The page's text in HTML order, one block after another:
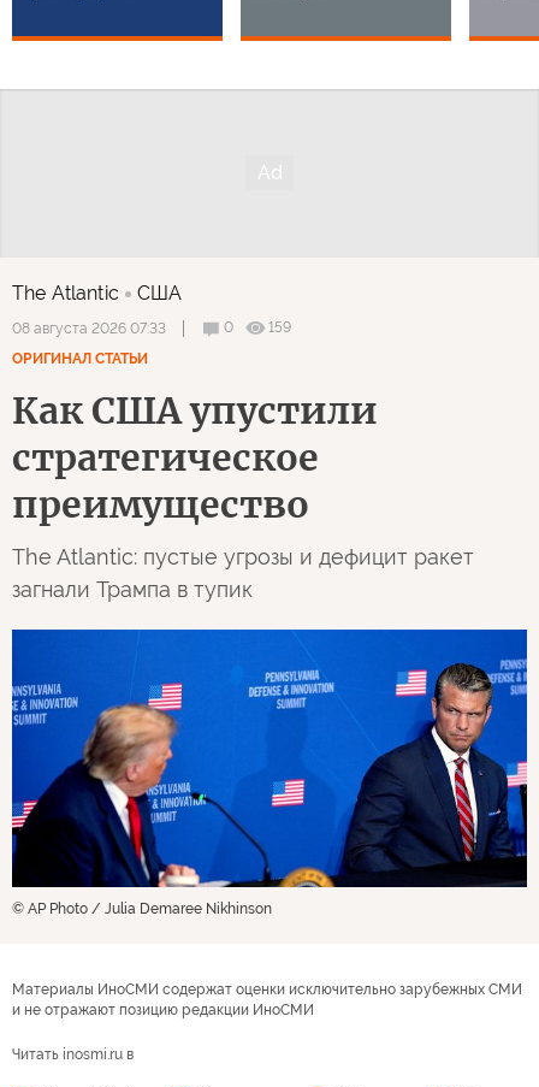
The Atlantic США
08 августа 2026 07:33 0
159
ОРИГИНАЛ СТАТЬИ
Как США упустили
стратегическое
преимущество
The Atlantic: пустые угрозы и дефицит ракет
загнали Трампа в тупик
© AP Photo / Julia Demaree Nikhinson
Материалы ИноСМИ содержат оценки исключительно зарубежных СМИ
и не отражают позицию редакции ИноСМИ
Читать inosmi.ru в